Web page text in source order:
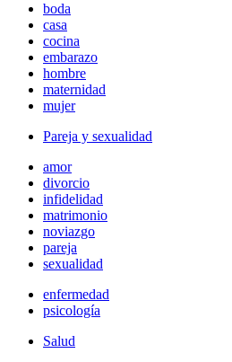
boda
casa
cocina
embarazo
hombre
maternidad
mujer
Pareja y sexualidad
amor
divorcio
infidelidad
matrimonio
noviazgo
pareja
sexualidad
enfermedad
psicología
Salud